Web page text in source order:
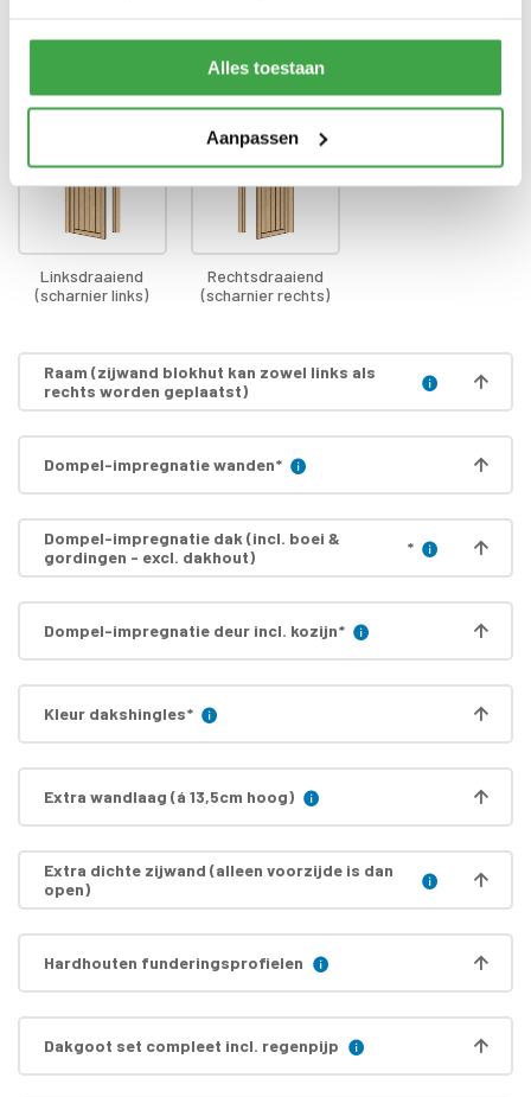
Alles toestaan
Aanpassen
Linksdraaiend
(scharnier links)
Rechtsdraaiend
(scharnier rechts)
Raam (zijwand blokhut kan zowel links als
rechts worden geplaatst)
Dompel-impregnatie wanden*
Dompel-impregnatie dak (incl. boei &
gordingen - excl. dakhout)
*
Dompel-impregnatie deur incl. kozijn*
Kleur dakshingles*
Extra wandlaag (á 13,5cm hoog)
Extra dichte zijwand (alleen voorzijde is dan
open)
Hardhouten funderingsprofielen
Dakgoot set compleet incl. regenpijp